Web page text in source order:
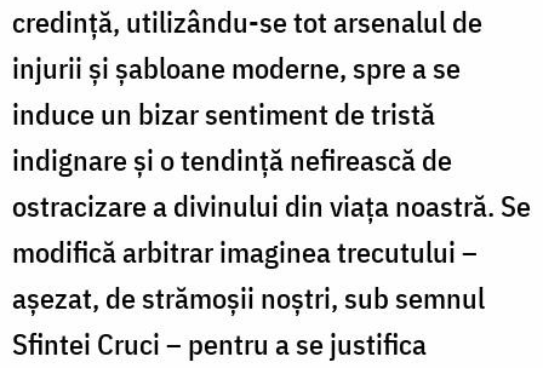
credință, utilizându-se tot arsenalul de
injurii și șabloane moderne, spre a se
induce un bizar sentiment de tristă
indignare și o tendință nefirească de
ostracizare a divinului din viața noastră. Se
modifică arbitrar imaginea trecutului –
așezat, de strămoșii noștri, sub semnul
Sfintei Cruci – pentru a se justifica